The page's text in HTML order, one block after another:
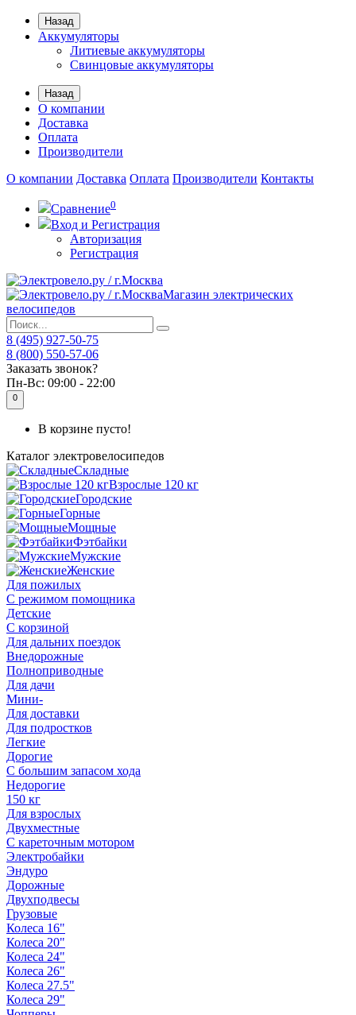
Назад
Аккумуляторы
Литиевые аккумуляторы
Свинцовые аккумуляторы
Назад
О компании
Доставка
Оплата
Производители
О компании Доставка Оплата Производители Контакты
Сравнение0
Вход и Регистрация
Авторизация
Регистрация
Магазин электрических
велосипедов
8 (495) 927-50-75
8 (800) 550-57-06
Заказать звонок?
Пн-Вс: 09:00 - 22:00
0
В корзине пусто!
Каталог электровелосипедов
Складные
Взрослые 120 кг
Городские
Горные
Мощные
Фэтбайки
Мужские
Женские
Для пожилых
С режимом помощника
Детские
С корзиной
Для дальних поездок
Внедорожные
Полноприводные
Для дачи
Мини-
Для доставки
Для подростков
Легкие
Дорогие
С большим запасом хода
Недорогие
150 кг
Для взрослых
Двухместные
С кареточным мотором
Электробайки
Эндуро
Дорожные
Двухподвесы
Грузовые
Колеса 16"
Колеса 20"
Колеса 24"
Колеса 26"
Колеса 27.5"
Колеса 29"